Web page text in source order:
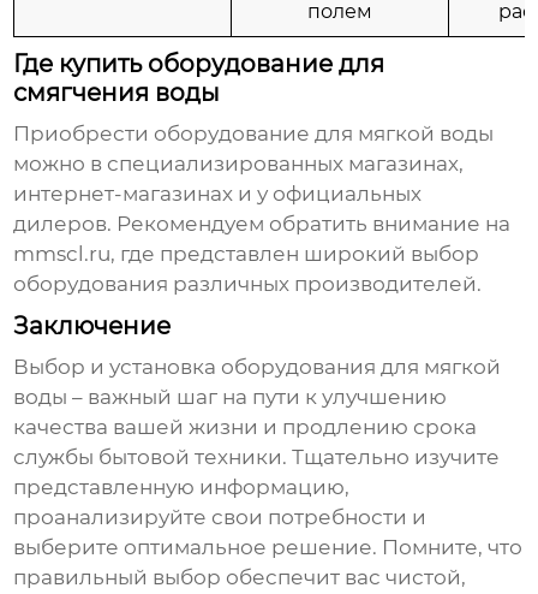
полем
Где купить оборудование для
смягчения воды
Приобрести оборудование для мягкой воды
можно в специализированных магазинах,
интернет-магазинах и у официальных
дилеров. Рекомендуем обратить внимание на
mmscl.ru, где представлен широкий выбор
оборудования различных производителей.
Заключение
Выбор и установка оборудования для мягкой
воды – важный шаг на пути к улучшению
качества вашей жизни и продлению срока
службы бытовой техники. Тщательно изучите
представленную информацию,
проанализируйте свои потребности и
выберите оптимальное решение. Помните, что
правильный выбор обеспечит вас чистой,